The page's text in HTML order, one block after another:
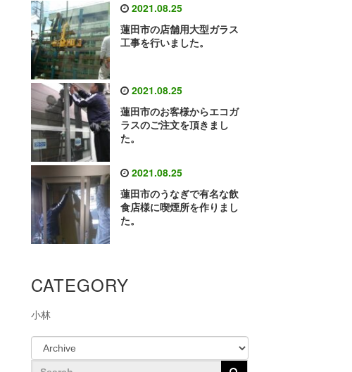
2021.08.25
蓮田市の店舗用大型ガラス
工事を行いました。
2021.08.25
蓮田市のお客様からエコガ
ラスのご注文を頂きまし
た。
2021.08.25
蓮田市のうなぎで有名な飲
食店様に喫煙所を作りまし
た。
CATEGORY
小林